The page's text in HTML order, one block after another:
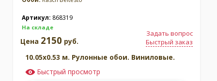
Артикул: 868319
На складе
Задать вопрос
Быстрый заказ
Цена 2150 руб.
10.05x0.53 м. Рулонные обои. Виниловые.
Быстрый просмотр